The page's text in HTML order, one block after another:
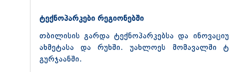
ტექნოპარკები რეგიონებში
თბილისის გარდა ტექნოპარკებსა და
ახმეტასა და რუხში. უახლოეს მომავალში
გურჯაანში.